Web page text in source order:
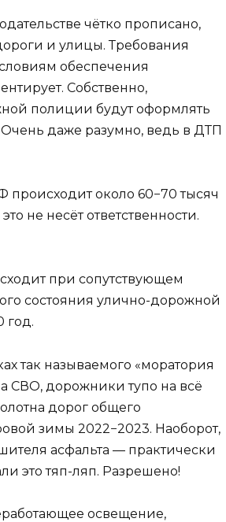
чётко прописано,
и улицы. Требования
обеспечения
Собственно,
полиции будут оформлять
даже разумно, ведь в ДТП
происходит около 60−70 тысяч
не несёт ответственности.
при сопутствующем
состояния улично-дорожной
год.
так называемого «моратория
СВО, дорожники тупо на всё
дорог общего
зимы 2022−2023. Наоборот,
асфальта — практически
это тяп-ляп. Разрешено!
освещение,